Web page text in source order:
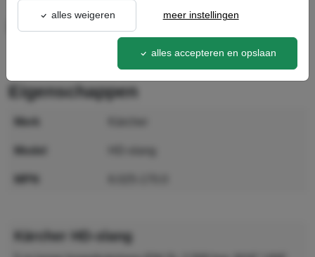
HD-slang6.025-170.0
eigenschappen
Kärcher HD-slang
alles weigeren meer instellingen
alles accepteren en opslaan